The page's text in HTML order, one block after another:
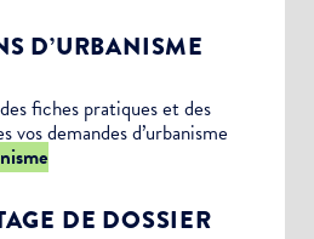
D’URBANISME
fiches pratiques et des
demandes d’urbanisme
DE DOSSIER